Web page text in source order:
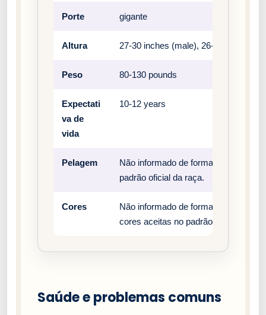
Porte gigante
Altura 27-30 inches (male), 26-29 inches
Peso 80-130 pounds
Expectati
va de
vida
10-12 years
Pelagem
Não informado de forma estruturada
padrão oficial da raça.
Cores
Não informado de forma estruturada
cores aceitas no padrão oficial da
Saúde e problemas comuns